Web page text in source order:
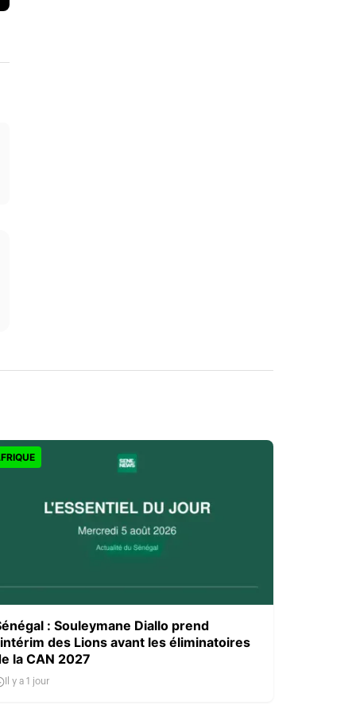
: Souleymane Diallo prend
des Lions avant les éliminatoires
la CAN 2027
Il y a 1 jour